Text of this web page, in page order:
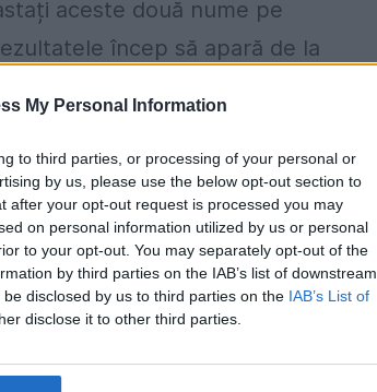
My Personal Information
to third parties, or processing of your personal or
by us, please use the below opt-out section to
after your opt-out request is processed you may
on personal information utilized by us or personal
to your opt-out. You may separately opt-out of the
by third parties on the IAB’s list of downstream
disclosed by us to third parties on the IAB’s List of
disclose it to other third parties.
aceste două nume pe
încep să apară de la